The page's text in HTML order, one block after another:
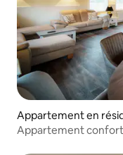
Appartement en
Appartement